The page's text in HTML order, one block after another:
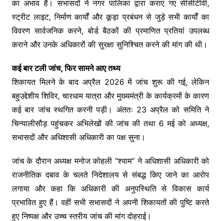
का अभाव है। सभासदों ने नगर पालिका द्वारा कराए गए सीसीटीवी,
स्ट्रीट लाइट, निर्माण कार्यों और कूड़ा प्रबंधन से जुड़े सभी कार्यों का
विवरण सार्वजनिक करने, बोर्ड बैठकों की प्रमाणित प्रतियां उपलब्ध
कराने और उनके अधिकारों की सुरक्षा सुनिश्चित करने की मांग की थी।
कई बार टली जांच, फिर सामने आए तथ्य
शिकायत मिलने के बाद अप्रैल 2026 में जांच शुरू की गई, लेकिन
बहुउद्देशीय शिविर, चारधाम यात्रा और मुख्यमंत्री के कार्यक्रमों के कारण
कई बार जांच स्थगित करनी पड़ी। अंततः 23 अप्रैल को समिति ने
चिन्यालीसौड़ पहुंचकर अभिलेखों की जांच की तथा 6 मई को अध्यक्ष,
सभासदों और अधिशासी अधिकारी का पक्ष सुना।
जांच के दौरान अध्यक्ष मनोज कोहली “श्याम” ने अधिशासी अधिकारी को
राजनीतिक दबाव के चलते निदेशालय से संबद्ध किए जाने का आरोप
लगाया और कहा कि अधिकारी की अनुपस्थिति से विकास कार्य
प्रभावित हुए हैं। वहीं सभी सभासदों ने अपनी शिकायतों की पुष्टि करते
हुए निष्पक्ष और उच्च स्तरीय जांच की मांग दोहराई।